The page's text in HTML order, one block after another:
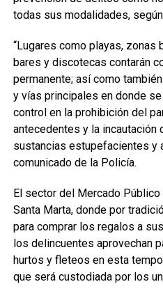
todas sus modalidades,
“Lugares como playas,
bares y discotecas contarán
permanente; así como
y vías principales en donde
control en la prohibición del
antecedentes y la incautación
sustancias estupefacientes y
comunicado de la Policía.
El sector del Mercado
Santa Marta, donde por
para comprar los regalos a
los delincuentes aprovechan
hurtos y fleteos en esta
que será custodiada por los